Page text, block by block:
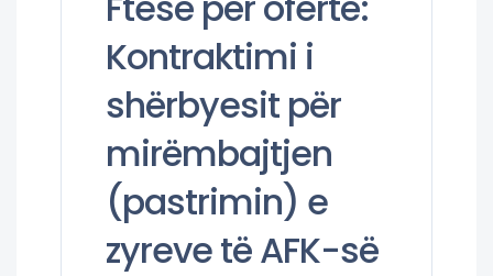
Kontraktimi i
shërbyesit për
mirëmbajtjen
(pastrimin) e
zyreve të AFK-së